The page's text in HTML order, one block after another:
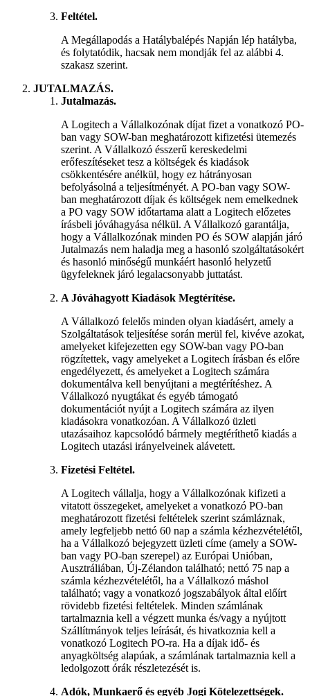
Feltétel.
A Megállapodás a Hatálybalépés Napján lép hatályba,
és folytatódik, hacsak nem mondják fel az alábbi 4.
szakasz szerint.
JUTALMAZÁS.
Jutalmazás.
A Logitech a Vállalkozónak díjat fizet a vonatkozó PO-
ban vagy SOW-ban meghatározott kifizetési ütemezés
szerint. A Vállalkozó ésszerű kereskedelmi
erőfeszítéseket tesz a költségek és kiadások
csökkentésére anélkül, hogy ez hátrányosan
befolyásolná a teljesítményét. A PO-ban vagy SOW-
ban meghatározott díjak és költségek nem emelkednek
a PO vagy SOW időtartama alatt a Logitech előzetes
írásbeli jóváhagyása nélkül. A Vállalkozó garantálja,
hogy a Vállalkozónak minden PO és SOW alapján járó
Jutalmazás nem haladja meg a hasonló szolgáltatásokért
és hasonló minőségű munkáért hasonló helyzetű
ügyfeleknek járó legalacsonyabb juttatást.
A Jóváhagyott Kiadások Megtérítése.
A Vállalkozó felelős minden olyan kiadásért, amely a
Szolgáltatások teljesítése során merül fel, kivéve azokat,
amelyeket kifejezetten egy SOW-ban vagy PO-ban
rögzítettek, vagy amelyeket a Logitech írásban és előre
engedélyezett, és amelyeket a Logitech számára
dokumentálva kell benyújtani a megtérítéshez. A
Vállalkozó nyugtákat és egyéb támogató
dokumentációt nyújt a Logitech számára az ilyen
kiadásokra vonatkozóan. A Vállalkozó üzleti
utazásaihoz kapcsolódó bármely megtéríthető kiadás a
Logitech utazási irányelveinek alávetett.
Fizetési Feltétel.
A Logitech vállalja, hogy a Vállalkozónak kifizeti a
vitatott összegeket, amelyeket a vonatkozó PO-ban
meghatározott fizetési feltételek szerint számláznak,
amely legfeljebb nettó 60 nap a számla kézhezvételétől,
ha a Vállalkozó bejegyzett üzleti címe (amely a SOW-
ban vagy PO-ban szerepel) az Európai Unióban,
Ausztráliában, Új-Zélandon található; nettó 75 nap a
számla kézhezvételétől, ha a Vállalkozó máshol
található; vagy a vonatkozó jogszabályok által előírt
rövidebb fizetési feltételek. Minden számlának
tartalmaznia kell a végzett munka és/vagy a nyújtott
Szállítmányok teljes leírását, és hivatkoznia kell a
vonatkozó Logitech PO-ra. Ha a díjak idő- és
anyagköltség alapúak, a számlának tartalmaznia kell a
ledolgozott órák részletezését is.
Adók, Munkaerő és egyéb Jogi Kötelezettségek.